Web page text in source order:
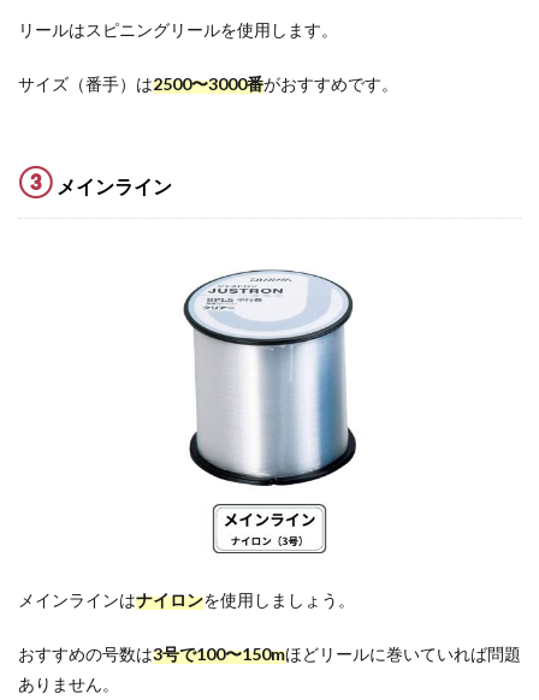
リールはスピニングリールを使用します。
サイズ（番手）は2500〜3000番がおすすめです。
③ メインライン
メインラインはナイロンを使用しましょう。
おすすめの号数は3号で100〜150mほどリールに巻いていれば問題
ありません。